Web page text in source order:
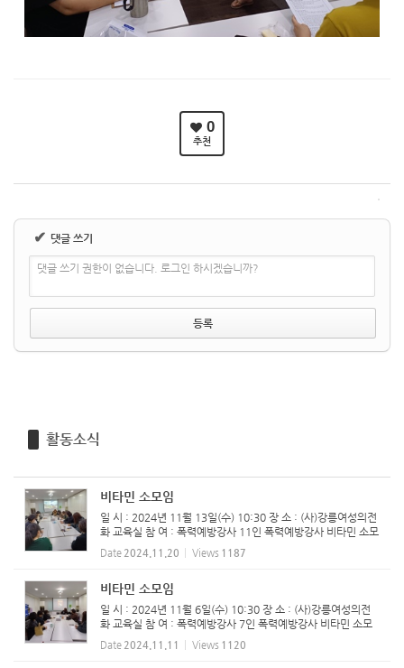
0
추천
✔ 댓글 쓰기
댓글 쓰기 권한이 없습니다. 로그인 하시겠습니까?
활동소식
비타민 소모임
일 시 : 2024년 11월 13일(수) 10:30 장 소 : (사)강릉여성의전
화 교육실 참 여 : 폭력예방강사 11인 ​폭력예방강사 비타민 소모
임 진행하였습니다.
Date 2024.11.20 Views 1187
비타민 소모임
일 시 : 2024년 11월 6일(수) 10:30 장 소 : (사)강릉여성의전
화 교육실 참 여 : 폭력예방강사 7인 ​폭력예방강사 비타민 소모
임 진행하였습니다.
Date 2024.11.11 Views 1120